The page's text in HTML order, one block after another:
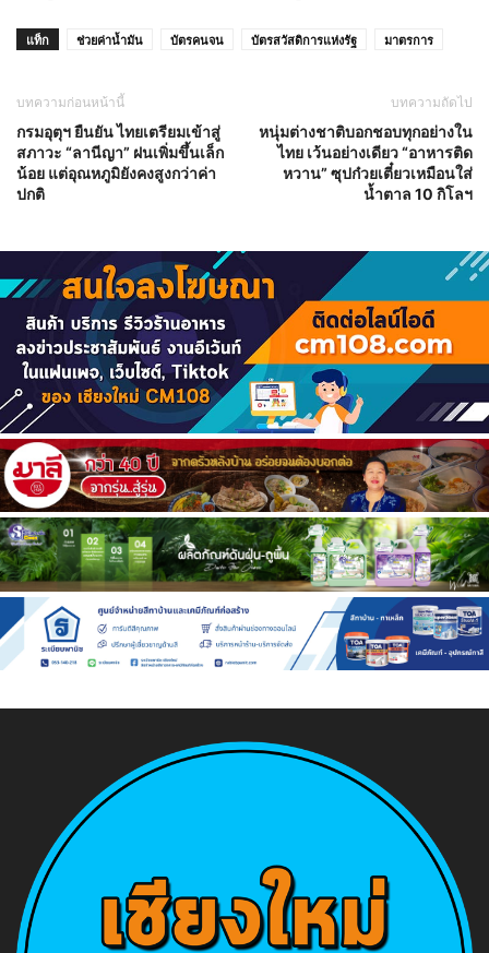
แท็ก ช่วยค่าน้ำมัน บัตรคนจน บัตรสวัสดิการแห่งรัฐ มาตรการ
บทความก่อนหน้านี้
กรมอุตุฯ ยืนยัน ไทยเตรียมเข้าสู่
สภาวะ “ลานีญา” ฝนเพิ่มขึ้นเล็ก
น้อย แต่อุณหภูมิยังคงสูงกว่าค่า
ปกติ
บทความถัดไป
หนุ่มต่างชาติบอกชอบทุกอย่างใน
ไทย เว้นอย่างเดียว “อาหารติด
หวาน” ซุปก๋วยเตี๋ยวเหมือนใส่
น้ำตาล 10 กิโลฯ